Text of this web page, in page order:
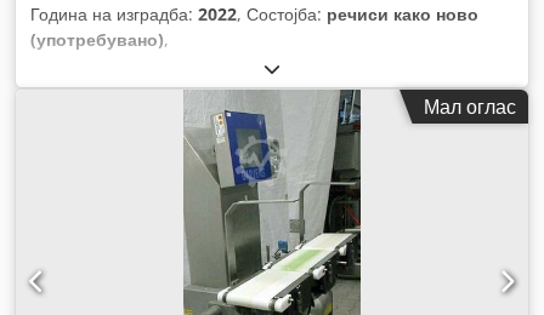
Година на изградба: 2022, Состојба: речиси како ново
(употребувано),
Мал оглас